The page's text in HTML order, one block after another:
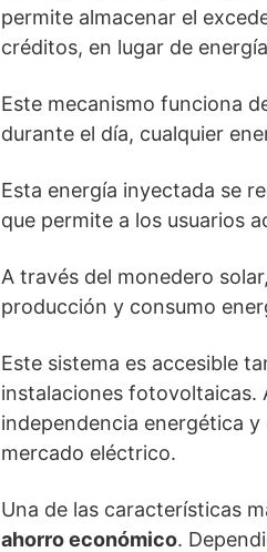
permite almacenar el
créditos, en lugar de
Este mecanismo funciona
durante el día, cualquier
Esta energía inyectada se
que permite a los usuarios
A través del monedero
producción y consumo
Este sistema es accesible
instalaciones fotovoltaicas.
independencia energética
mercado eléctrico.
Una de las características
ahorro económico.